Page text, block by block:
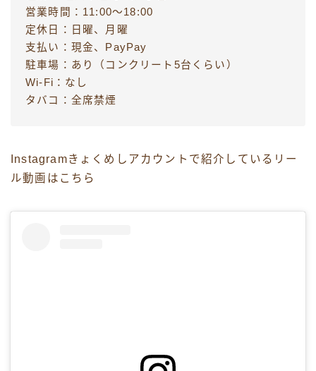
営業時間：11:00〜18:00
定休日：日曜、月曜
支払い：現金、PayPay
駐車場：あり（コンクリート5台くらい）
Wi-Fi：なし
タバコ：全席禁煙
Instagramきょくめしアカウントで紹介しているリー
ル動画はこちら